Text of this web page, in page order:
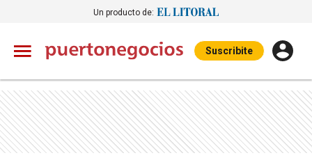
Un producto de:
Suscribite